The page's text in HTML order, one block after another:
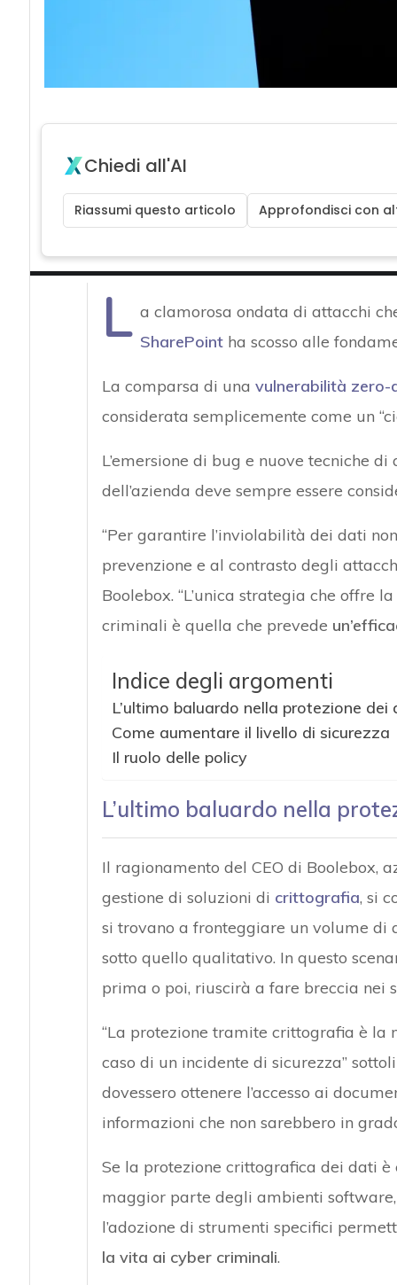
Chiedi all'AI
Riassumi questo articolo Approfondisci con
L a clamorosa ondata di attacchi
SharePointha scosso alle
La comparsa di una vulnerabilità zero-
considerata semplicemente come un
L’emersione di bug e nuove tecniche
dell’azienda deve sempre essere
“Per garantire l’inviolabilità dei dati
prevenzione e al contrasto degli
Boolebox. “L’unica strategia che offre
criminali è quella che prevede
Indice degli argomenti
L’ultimo baluardo nella protezione dei
Come aumentare il livello di sicurezza
Il ruolo delle policy
L’ultimo baluardo nella
Il ragionamento del CEO di Boolebox,
gestione di soluzioni di crittografia, si
si trovano a fronteggiare un volume di
sotto quello qualitativo. In questo
prima o poi, riuscirà a fare breccia nei
“La protezione tramite crittografia è
caso di un incidente di sicurezza”
dovessero ottenere l’accesso ai
informazioni che non sarebbero in
Se la protezione crittografica dei dati
maggior parte degli ambienti
l’adozione di strumenti specifici
la vita ai cyber criminali.